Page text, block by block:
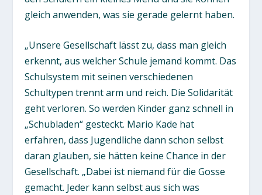
gleich anwenden, was sie gerade gelernt haben.
„Unsere Gesellschaft lässt zu, dass man gleich
erkennt, aus welcher Schule jemand kommt. Das
Schulsystem mit seinen verschiedenen
Schultypen trennt arm und reich. Die Solidarität
geht verloren. So werden Kinder ganz schnell in
„Schubladen“ gesteckt. Mario Kade hat
erfahren, dass Jugendliche dann schon selbst
daran glauben, sie hätten keine Chance in der
Gesellschaft. „Dabei ist niemand für die Gosse
gemacht. Jeder kann selbst aus sich was